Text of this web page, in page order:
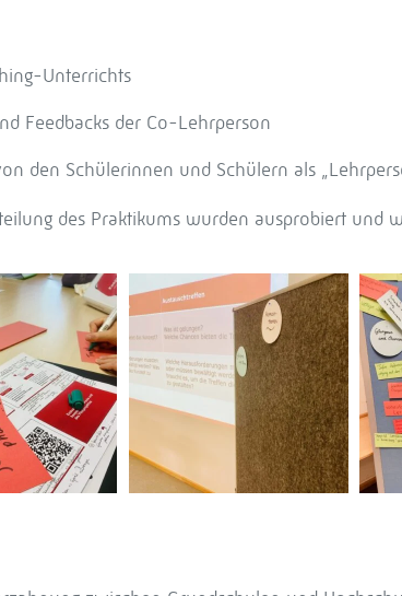
Unterrichts
Feedbacks der Co-Lehrperson
den Schülerinnen und Schülern als
des Praktikums wurden ausprobiert und